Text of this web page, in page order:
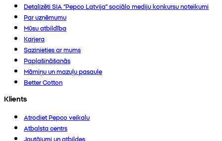
Detalizēti SIA “Pepco Latvija” sociālo mediju konkursu noteikumi
Par uzņēmumu
Mūsu atbildība
Karjera
Sazinieties ar mums
Paplašināšanās
Māmiņu un mazuļu pasaule
Better Cotton
Klients
Atrodiet Pepco veikalu
Atbalsta centrs
Jautājumi un atbildes